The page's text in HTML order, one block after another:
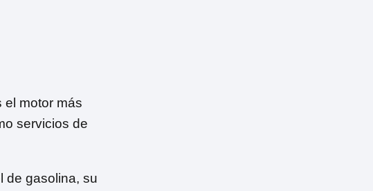
el motor más
servicios de
de gasolina, su